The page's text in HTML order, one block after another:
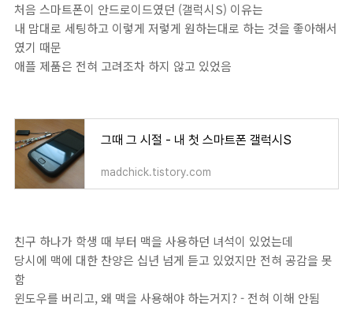
처음 스마트폰이 안드로이드였던 (갤럭시S) 이유는
내 맘대로 세팅하고 이렇게 저렇게 원하는대로 하는 것을 좋아해서
였기 때문
애플 제품은 전혀 고려조차 하지 않고 있었음
그때 그 시절 - 내 첫 스마트폰 갤럭시S
madchick.tistory.com
친구 하나가 학생 때 부터 맥을 사용하던 녀석이 있었는데
당시에 맥에 대한 찬양은 십년 넘게 듣고 있었지만 전혀 공감을 못
함
윈도우를 버리고, 왜 맥을 사용해야 하는거지? - 전혀 이해 안됨